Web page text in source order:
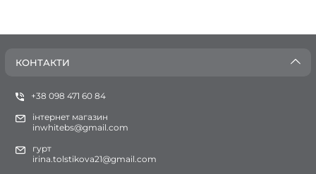
КОНТАКТИ
+38 098 471 60 84
інтернет магазин
inwhitebs@gmail.com
гурт
irina.tolstikova21@gmail.com